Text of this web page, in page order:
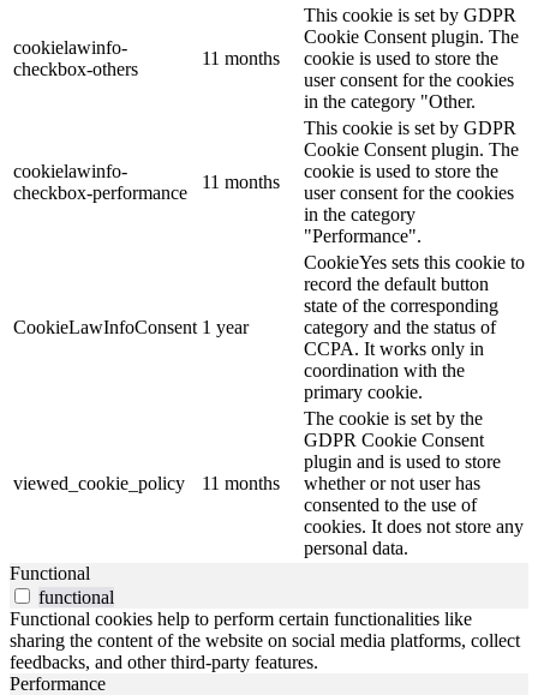
cookielawinfo-
checkbox-others
11 months
This cookie is set by GDPR
Cookie Consent plugin. The
cookie is used to store the
user consent for the cookies
in the category "Other.
cookielawinfo-
checkbox-performance
11 months
This cookie is set by GDPR
Cookie Consent plugin. The
cookie is used to store the
user consent for the cookies
in the category
"Performance".
CookieLawInfoConsent 1 year
CookieYes sets this cookie to
record the default button
state of the corresponding
category and the status of
CCPA. It works only in
coordination with the
primary cookie.
viewed_cookie_policy 11 months
The cookie is set by the
GDPR Cookie Consent
plugin and is used to store
whether or not user has
consented to the use of
cookies. It does not store any
personal data.
Functional
functional
Functional cookies help to perform certain functionalities like
sharing the content of the website on social media platforms, collect
feedbacks, and other third-party features.
Performance